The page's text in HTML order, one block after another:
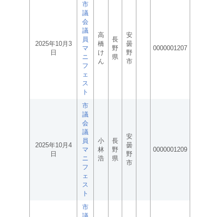
2025年10月3
日
市
議
会
議
員
マ
ニ
フ
ェ
ス
ト
高
橋
け
ん
長
野
県
安
曇
野
市
0000001207
2025年10月4
日
市
議
会
議
員
マ
ニ
フ
ェ
ス
ト
小
林
浩
長
野
県
安
曇
野
市
0000001209
市